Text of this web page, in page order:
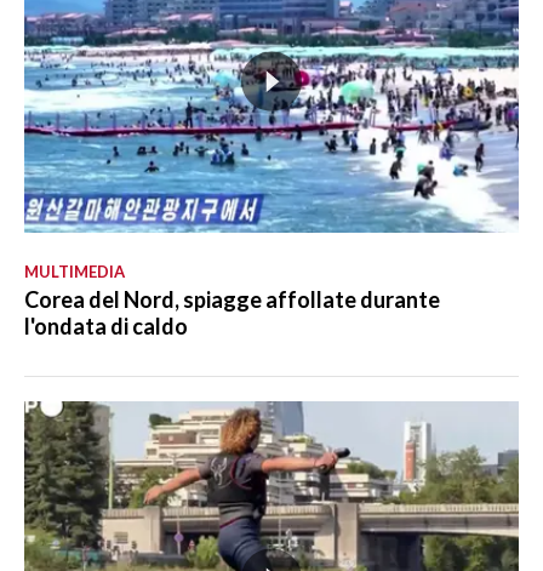
MULTIMEDIA
Corea del Nord, spiagge affollate durante
l'ondata di caldo